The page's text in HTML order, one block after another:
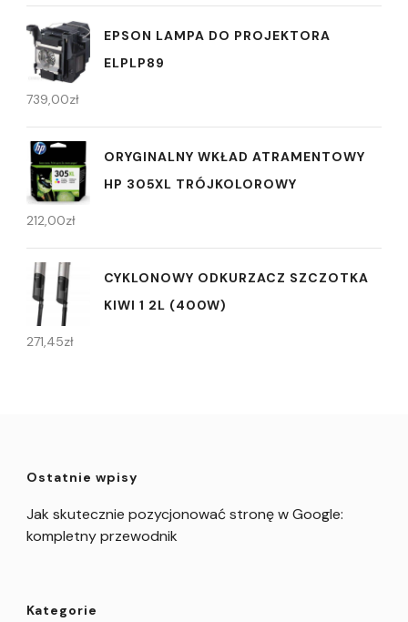
EPSON LAMPA DO PROJEKTORA
ELPLP89
739,00zł
ORYGINALNY WKŁAD ATRAMENTOWY
HP 305XL TRÓJKOLOROWY
212,00zł
CYKLONOWY ODKURZACZ SZCZOTKA
KIWI 1 2L (400W)
271,45zł
Ostatnie wpisy
Jak skutecznie pozycjonować stronę w Google:
kompletny przewodnik
Kategorie